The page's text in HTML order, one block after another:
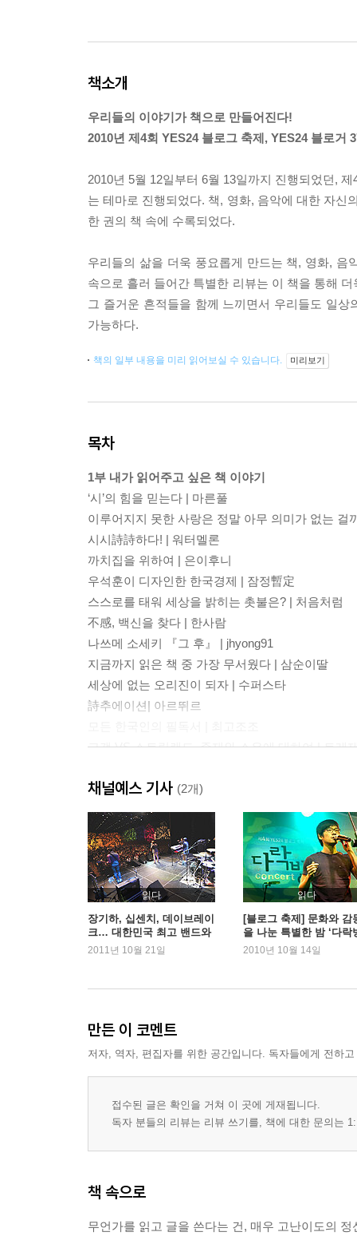
책소개
우리들의 이야기가 책으로 만들어진다!
2010년 제4회 YES24 블로그 축제, YES24 블로거
2010년 5월 12일부터 6월 13일까지 진행되었던,
는 테마로 진행되었다. 책, 영화, 음악에 대한 자신
한 권의 책 속에 수록되었다.
우리들의 삶을 더욱 풍요롭게 만드는 책, 영화,
속으로 흘러 들어간 특별한 리뷰는 이 책을 통해
그 즐거운 흔적들을 함께 느끼면서 우리들도 일
가능하다.
책의 일부 내용을 미리 읽어보실 수 있습니다. 미리보기
목차
1부 내가 읽어주고 싶은 책 이야기
‘시’의 힘을 믿는다 | 마른풀
이루어지지 못한 사랑은 정말 아무 의미가 없는 걸
시시詩詩하다! | 워터멜론
까치집을 위하여 | 은이후니
우석훈이 디자인한 한국경제 | 잠정暫定
스스로를 태워 세상을 밝히는 촛불은? | 처음처럼
不感, 백신을 찾다 | 한사람
나쓰메 소세키 『그 후』 | jhyong91
지금까지 읽은 책 중 가장 무서웠다 | 삼순이딸
세상에 없는 오리진이 되자 | 수퍼스타
詩추에이션| 아르뛰르
고갱 VS 스트릭랜드, 존재와 소유에 대하여 | 트레
사랑도 때론 폭력이다 | hephzibah
2부 내가 보여주고 싶은 영화 이야기
이 고통은 진짜일까? 나의 진짜 고통을 묻다 | 설국
누추한 일상과 아름다운 세계, 그 이종의 차원 속으
사랑니와 우리 생애 최고의 순간, 배우 김정은의
서정시가 사라진 시대의 서정시 | 엠제이
영화 〈블랙〉을 보고 느끼는 나의 벅찬 감동 | 문
내 안의 야만성 | 봉다리커피
캐릭터의 매력? 찌질하지만 귀여운 | 꽃들에게 희
3부 내가 들려주고 싶은 음악 이야기
그녀의 정원에 한 걸음 내딛다 | minihall
날 지켜줘서 고마워, 코리아 인디 | 유리턱
김광석, 젊음을 노래하다 | 믿음의 청년
나의 대중음악 연대기 | 빨간비♥
채널예스 기사 (2개)
읽다
장기하, 십센치, 데이브레이
크… 대한민국 최고 밴드와
함께한 다섯 번째 블로그 파
2011년 10월 21일
읽다
[블로그 축제] 문화와 감
을 나눈 특별한 밤 ‘다락
콘서트’ - 제 4회 블로그
2010년 10월 14일
만든 이 코멘트
저자, 역자, 편집자를 위한 공간입니다. 독자들에게 전하
접수된 글은 확인을 거쳐 이 곳에 게재됩니다.
독자 분들의 리뷰는 리뷰 쓰기를, 책에 대한 문의는
책 속으로
무언가를 읽고 글을 쓴다는 건, 매우 고난이도의